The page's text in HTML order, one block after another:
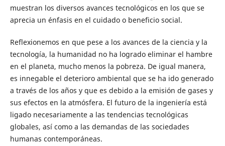
muestran los diversos avances tecnológicos en los que se
aprecia un énfasis en el cuidado o beneficio social.
Reflexionemos en que pese a los avances de la ciencia y la
tecnología, la humanidad no ha logrado eliminar el hambre
en el planeta, mucho menos la pobreza. De igual manera,
es innegable el deterioro ambiental que se ha ido generado
a través de los años y que es debido a la emisión de gases y
sus efectos en la atmósfera. El futuro de la ingeniería está
ligado necesariamente a las tendencias tecnológicas
globales, así como a las demandas de las sociedades
humanas contemporáneas.